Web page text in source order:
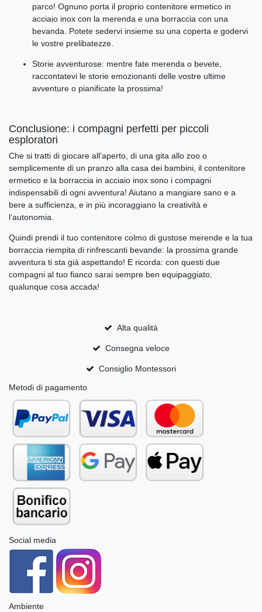
parco! Ognuno porta il proprio contenitore ermetico in
acciaio inox con la merenda e una borraccia con una
bevanda. Potete sedervi insieme su una coperta e godervi
le vostre prelibatezze.
Storie avventurose: mentre fate merenda o bevete,
raccontatevi le storie emozionanti delle vostre ultime
avventure o pianificate la prossima!
Conclusione: i compagni perfetti per piccoli
esploratori
Che si tratti di giocare all’aperto, di una gita allo zoo o
semplicemente di un pranzo alla casa dei bambini, il contenitore
ermetico e la borraccia in acciaio inox sono i compagni
indispensabili di ogni avventura! Aiutano a mangiare sano e a
bere a sufficienza, e in più incoraggiano la creatività e
l’autonomia.
Quindi prendi il tuo contenitore colmo di gustose merende e la tua
borraccia riempita di rinfrescanti bevande: la prossima grande
avventura ti sta già aspettando! E ricorda: con questi due
compagni al tuo fianco sarai sempre ben equipaggiato,
qualunque cosa accada!
Alta qualità
Consegna veloce
Consiglio Montessori
Metodi di pagamento
Social media
Ambiente